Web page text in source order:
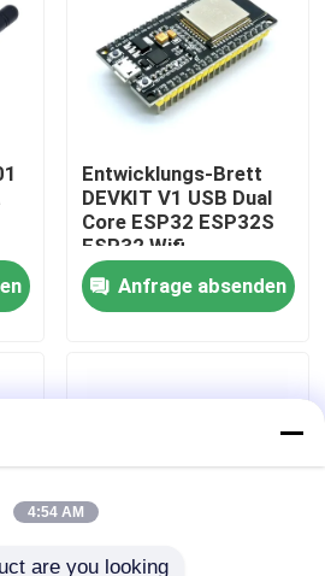
Entwicklungs-Brett
DEVKIT V1 USB Dual
Core ESP32 ESP32S
ESP32 Wifi
Anfrage absenden
4:54 AM
are you looking